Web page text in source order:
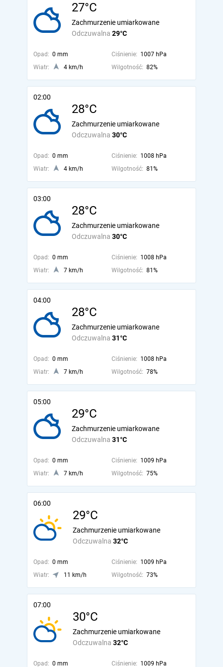
27°C
Odczuwalna 29°C
Zachmurzenie umiarkowane
Opad: 0 mm Ciśnienie: 1007 hPa
Wiatr:
4 km/h Wilgotność: 82%
02:00
28°C
Odczuwalna 30°C
Zachmurzenie umiarkowane
Opad: 0 mm Ciśnienie: 1008 hPa
Wiatr:
4 km/h Wilgotność: 81%
03:00
28°C
Odczuwalna 30°C
Zachmurzenie umiarkowane
Opad: 0 mm Ciśnienie: 1008 hPa
Wiatr:
7 km/h Wilgotność: 81%
04:00
28°C
Odczuwalna 31°C
Zachmurzenie umiarkowane
Opad: 0 mm Ciśnienie: 1008 hPa
Wiatr:
7 km/h Wilgotność: 78%
05:00
29°C
Odczuwalna 31°C
Zachmurzenie umiarkowane
Opad: 0 mm Ciśnienie: 1009 hPa
Wiatr:
7 km/h Wilgotność: 75%
06:00
29°C
Odczuwalna 32°C
Zachmurzenie umiarkowane
Opad: 0 mm Ciśnienie: 1009 hPa
Wiatr:
11 km/h Wilgotność: 73%
07:00
30°C
Odczuwalna 32°C
Zachmurzenie umiarkowane
Opad: 0 mm Ciśnienie: 1009 hPa